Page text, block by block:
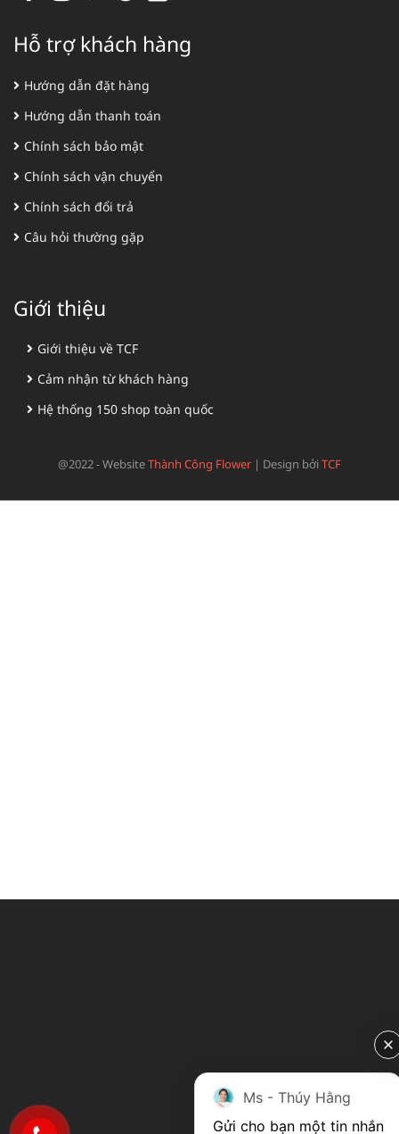
Hỗ trợ khách hàng
Hướng dẫn đặt hàng
Hướng dẫn thanh toán
Chính sách bảo mật
Chính sách vận chuyển
Chính sách đổi trả
Câu hỏi thường gặp
Giới thiệu
Giới thiệu về TCF
Cảm nhận từ khách hàng
Hệ thống 150 shop toàn quốc
@2022 - WebsiteThành Công Flower | Design bởiTCF
Ms - Thúy Hằng
Gửi cho bạn một tin nhắn